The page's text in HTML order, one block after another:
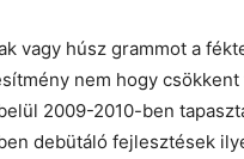
vagy húsz grammot a
nem hogy csökkent
2009-2010-ben
debütáló fejlesztések